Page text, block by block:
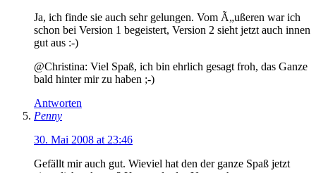
Ja, ich finde sie auch sehr gelungen. Vom Ã„ußeren war ich
schon bei Version 1 begeistert, Version 2 sieht jetzt auch innen
gut aus :-)
@Christina: Viel Spaß, ich bin ehrlich gesagt froh, das Ganze
bald hinter mir zu haben ;-)
Antworten
Penny
30. Mai 2008 at 23:46
Gefällt mir auch gut. Wieviel hat den der ganze Spaß jetzt